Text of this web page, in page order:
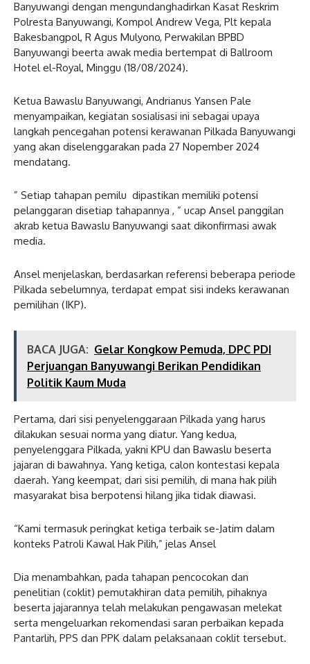
Banyuwangi dengan mengundanghadirkan Kasat Reskrim
Polresta Banyuwangi, Kompol Andrew Vega, Plt kepala
Bakesbangpol, R Agus Mulyono, Perwakilan BPBD
Banyuwangi beerta awak media bertempat di Ballroom
Hotel el-Royal, Minggu (18/08/2024).
Ketua Bawaslu Banyuwangi, Andrianus Yansen Pale
menyampaikan, kegiatan sosialisasi ini sebagai upaya
langkah pencegahan potensi kerawanan Pilkada Banyuwangi
yang akan diselenggarakan pada 27 Nopember 2024
mendatang.
” Setiap tahapan pemilu dipastikan memiliki potensi
pelanggaran disetiap tahapannya , ” ucap Ansel panggilan
akrab ketua Bawaslu Banyuwangi saat dikonfirmasi awak
media.
Ansel menjelaskan, berdasarkan referensi beberapa periode
Pilkada sebelumnya, terdapat empat sisi indeks kerawanan
pemilihan (IKP).
BACA JUGA: Gelar Kongkow Pemuda, DPC PDI
Perjuangan Banyuwangi Berikan Pendidikan
Politik Kaum Muda
Pertama, dari sisi penyelenggaraan Pilkada yang harus
dilakukan sesuai norma yang diatur. Yang kedua,
penyelenggara Pilkada, yakni KPU dan Bawaslu beserta
jajaran di bawahnya. Yang ketiga, calon kontestasi kepala
daerah. Yang keempat, dari sisi pemilih, di mana hak pilih
masyarakat bisa berpotensi hilang jika tidak diawasi.
“Kami termasuk peringkat ketiga terbaik se-Jatim dalam
konteks Patroli Kawal Hak Pilih,” jelas Ansel
Dia menambahkan, pada tahapan pencocokan dan
penelitian (coklit) pemutakhiran data pemilih, pihaknya
beserta jajarannya telah melakukan pengawasan melekat
serta mengeluarkan rekomendasi saran perbaikan kepada
Pantarlih, PPS dan PPK dalam pelaksanaan coklit tersebut.